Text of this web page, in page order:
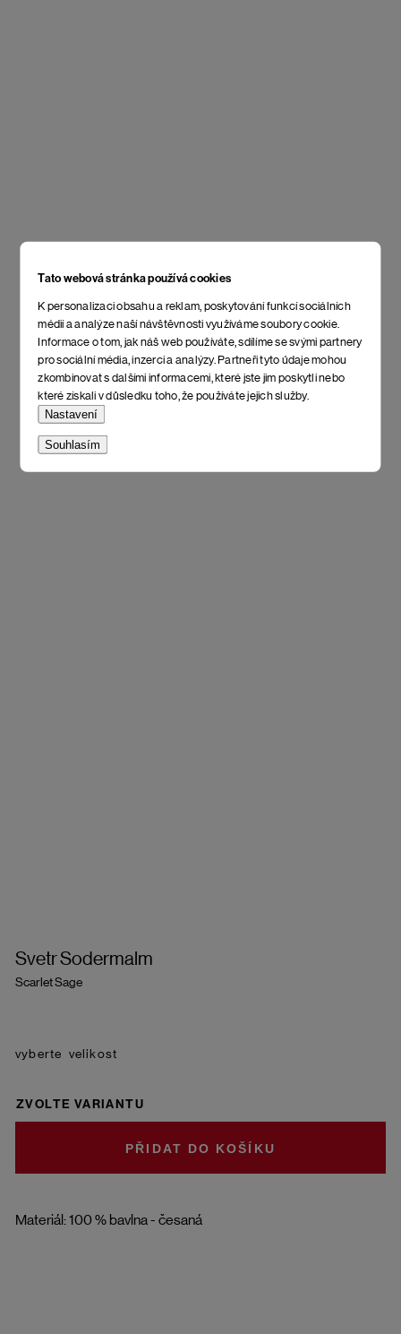
Tato webová stránka používá cookies
K personalizaci obsahu a reklam, poskytování funkcí sociálních
médií a analýze naší návštěvnosti využíváme soubory cookie.
Informace o tom, jak náš web používáte, sdílíme se svými partnery
pro sociální média, inzerci a analýzy. Partneři tyto údaje mohou
zkombinovat s dalšími informacemi, které jste jim poskytli nebo
které získali v důsledku toho, že používáte jejich služby.
Nastavení
Souhlasím
Svetr Sodermalm
Scarlet Sage
Materiál: 100 % bavlna - česaná
velikost
ZVOLTE VARIANTU
DO KOŠÍKU